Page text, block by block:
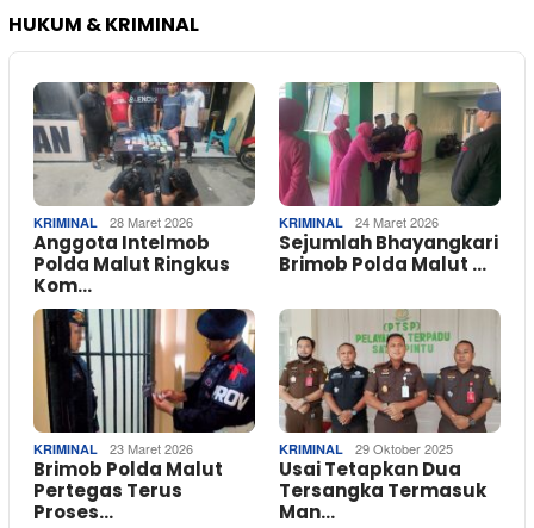
HUKUM & KRIMINAL
KRIMINAL 28 Maret 2026
Anggota Intelmob
Polda Malut Ringkus
Kom…
KRIMINAL 24 Maret 2026
Sejumlah Bhayangkari
Brimob Polda Malut …
KRIMINAL 23 Maret 2026
Brimob Polda Malut
Pertegas Terus
Proses…
KRIMINAL 29 Oktober 2025
Usai Tetapkan Dua
Tersangka Termasuk
Man…